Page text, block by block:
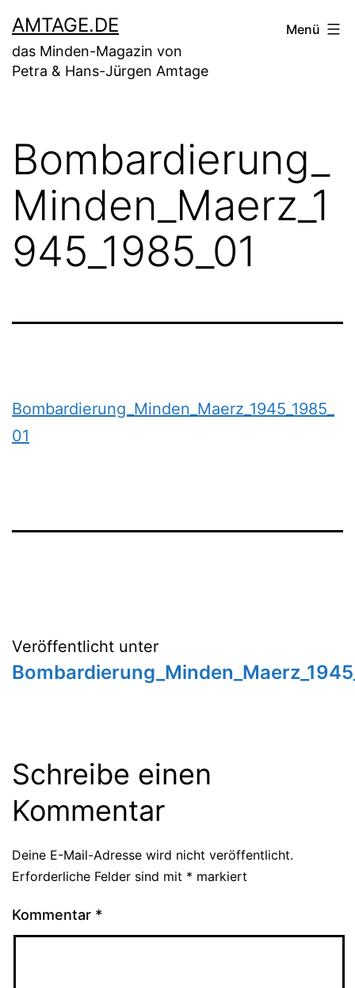
Zum
Inhalt
springen
AMTAGE.DE
das Minden-Magazin von
Petra & Hans-Jürgen Amtage
Menü
Bombardierung_
Minden_Maerz_1
945_1985_01
Bombardierung_Minden_Maerz_1945_1985_
01
Beitragsnavigation
Veröffentlicht unter
Schreibe einen
Kommentar
Deine E-Mail-Adresse wird nicht veröffentlicht.
Erforderliche Felder sind mit * markiert
Kommentar *